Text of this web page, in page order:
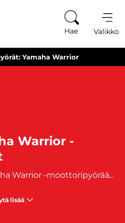
Hae Valikko
Yamaha Warrior
Warrior -
Etsitkö käytettyä Yamaha Warrior -moottoripyörää? Tutustu laajaan valikoimaamme ja löydä täydellinen Yamaha Warriro custom-moottoripyörä juuri sinulle. Yamaha Warrior tarjoaa voimakkaan suorituskyvyn ja ainutlaatuisen ulkonäön, joka erottuu joukosta. Sen vääntävä moottori tarjoaa dynaamisen ajokokemuksen, oli kyseessä sitten tiellä tai maastossa. Lisäksi Warriorissa on kestävä rakenne ja luotettava tekniikka, mikä tekee siitä ihanteellisen valinnan niille, jotka haluavat sekä tyyliä että suorituskykyä. Tutustu valikoimaamme ja löydä oma Yamaha Warrior -moottoripyöräsi tänään! Osta nyt ja lähde seuraavalle seikkailulle!
lisää